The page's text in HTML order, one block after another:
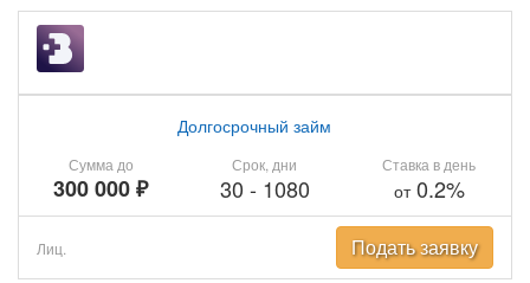
Сумма до
300 000 ₽
Долгосрочный займ
Срок, дни
30 - 1080
Ставка в день
от0.2%
Лиц. Подать заявку